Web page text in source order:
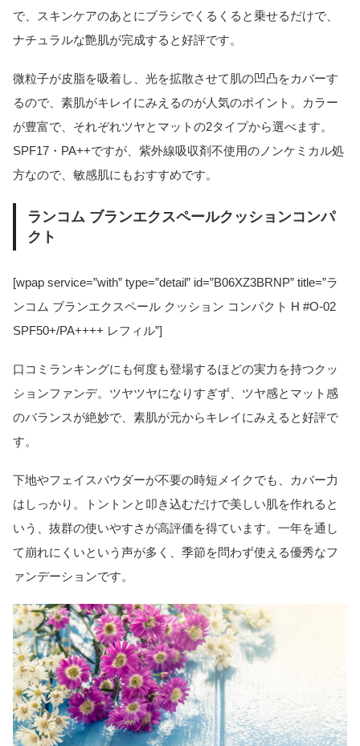
で、スキンケアのあとにブラシでくるくると乗せるだけで、
ナチュラルな艶肌が完成すると好評です。
微粒子が皮脂を吸着し、光を拡散させて肌の凹凸をカバーす
るので、素肌がキレイにみえるのが人気のポイント。カラー
が豊富で、それぞれツヤとマットの2タイプから選べます。
SPF17・PA++ですが、紫外線吸収剤不使用のノンケミカル処
方なので、敏感肌にもおすすめです。
ランコム ブランエクスペールクッションコンパ
クト
[wpap service=”with” type=”detail” id=”B06XZ3BRNP” title=”ラ
ンコム ブランエクスペール クッション コンパクト H #O-02
SPF50+/PA++++ レフィル”]
口コミランキングにも何度も登場するほどの実力を持つクッ
ションファンデ。ツヤツヤになりすぎず、ツヤ感とマット感
のバランスが絶妙で、素肌が元からキレイにみえると好評で
す。
下地やフェイスパウダーが不要の時短メイクでも、カバー力
はしっかり。トントンと叩き込むだけで美しい肌を作れると
いう、抜群の使いやすさが高評価を得ています。一年を通し
て崩れにくいという声が多く、季節を問わず使える優秀なフ
ァンデーションです。